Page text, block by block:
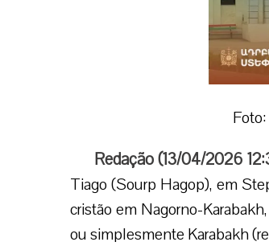
Redação (13/04/2026
Tiago (Sourp Hagop), em
cristão em Nagorno-
ou simplesmente Karabakh